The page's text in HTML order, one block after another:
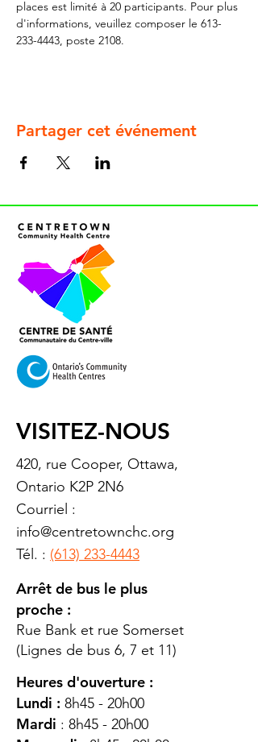
places est limité à 20 participants. Pour plus
d'informations, veuillez composer le 613-
233-4443, poste 2108.
Partager cet événement
VISITEZ-NOUS
420, rue Cooper, Ottawa,
Ontario K2P 2N6
Courriel :
info@centretownchc.org
Tél. : (613) 233-4443
Arrêt de bus le plus
proche :
Rue Bank et rue Somerset
(Lignes de bus 6, 7 et 11)
Heures d'ouverture :
Lundi : 8h45 - 20h00
Mardi : 8h45 - 20h00